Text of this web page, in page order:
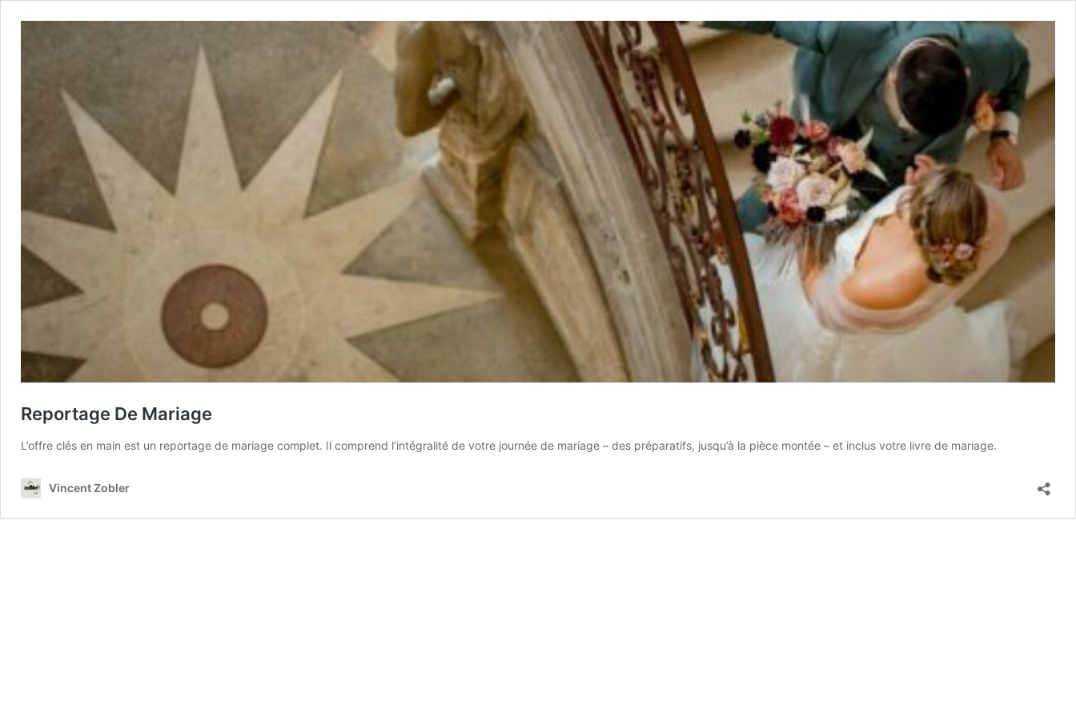
Reportage De Mariage
L’offre clés en main est un reportage de mariage complet. Il comprend l’intégralité de votre journée de mariage – des préparatifs, jusqu’à la pièce montée – et inclus votre livre de mariage.
Vincent Zobler